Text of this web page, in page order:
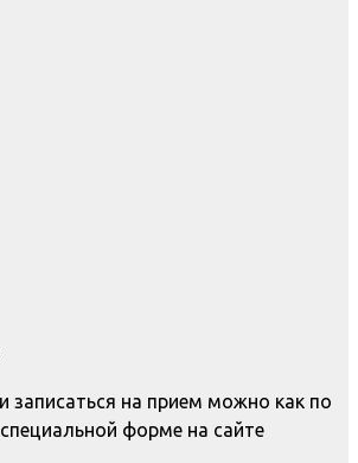
записаться на прием можно как по
форме на сайте